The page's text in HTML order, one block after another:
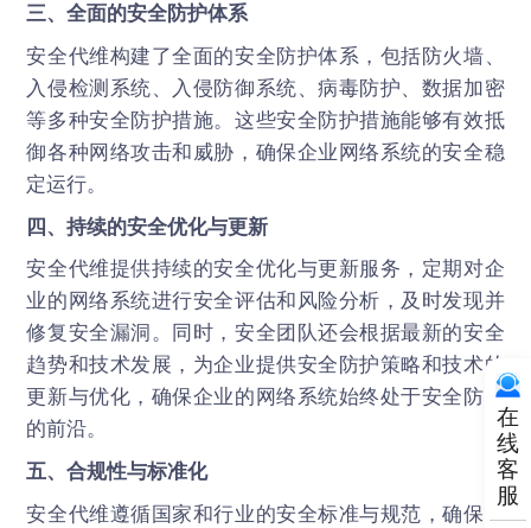
三、全面的安全防护体系
安全代维构建了全面的安全防护体系，包括防火墙、
入侵检测系统、入侵防御系统、病毒防护、数据加密
等多种安全防护措施。这些安全防护措施能够有效抵
御各种网络攻击和威胁，确保企业网络系统的安全稳
定运行。
四、持续的安全优化与更新
安全代维提供持续的安全优化与更新服务，定期对企
业的网络系统进行安全评估和风险分析，及时发现并
修复安全漏洞。同时，安全团队还会根据最新的安全
趋势和技术发展，为企业提供安全防护策略和技术的
更新与优化，确保企业的网络系统始终处于安全防护
的前沿。
五、合规性与标准化
安全代维遵循国家和行业的安全标准与规范，确保企
在
线
客
服